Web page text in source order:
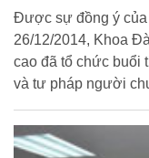
Được sự đồng ý của
26/12/2014, Khoa
cao đã tổ chức buổi
và tư pháp người
Temple,
giảng viên, học viên